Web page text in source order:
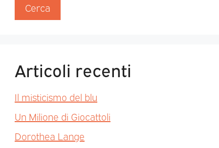
Cerca
Articoli recenti
Il misticismo del blu
Un Milione di Giocattoli
Dorothea Lange